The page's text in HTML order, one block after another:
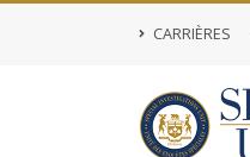
CARRIÈRES